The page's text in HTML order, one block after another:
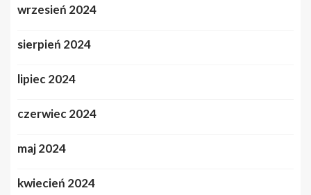
wrzesień 2024
sierpień 2024
lipiec 2024
czerwiec 2024
maj 2024
kwiecień 2024